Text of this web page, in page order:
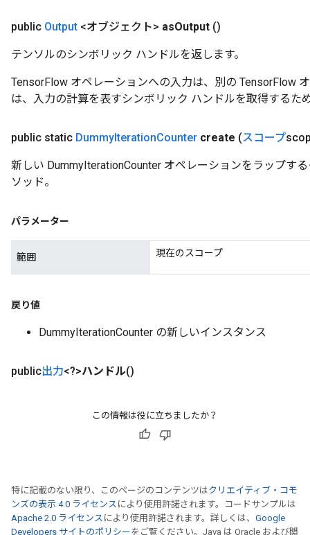
public Output <オブジェクト> asOutput ()
テンソルのシンボリック ハンドルを返します。
TensorFlow オペレーションへの入力は、別の TensorFlow
は、入力の計算を表すシンボリック ハンドルを取得するた
public static DummyIterationCounter create (スコープ
新しい DummyIterationCounter オペレーションをラップす
ソッド。
パラメーター
範囲 現在のスコープ
戻り値
DummyIterationCounter の新しいインスタンス
public出力<?>ハンドル()
この情報は役に立ちましたか？
特に記載のない限り、このページのコンテンツはクリエイティブ・コモ
ンズの表示 4.0 ライセンス により使用許諾されます。コードサンプルは
Apache 2.0 ライセンス により使用許諾されます。詳しくは、 Google
Developers サイトのポリシー をご覧ください。Java は Oracle および関